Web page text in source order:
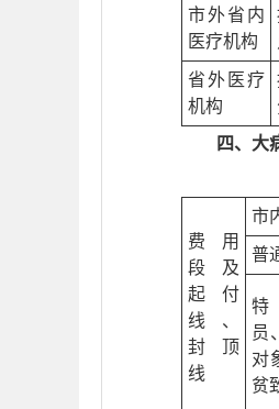
市外省内
医疗机构
省外医疗
机构
四、大
费用
段及
起付
线、
封顶
线
市
普
特
员
对
贫